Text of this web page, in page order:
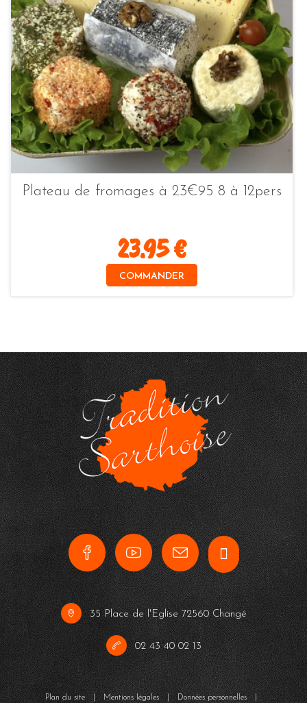
Plateau de fromages à 23€95 8 à 12pers
23.95 €
COMMANDER
35 Place de l'Eglise 72560 Changé
02 43 40 02 13
Plan du site| Mentions légales| Données personnelles|